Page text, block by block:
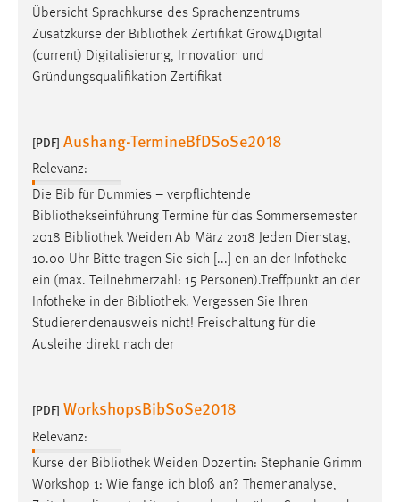
Übersicht Sprachkurse des Sprachenzentrums
Zusatzkurse der Bibliothek Zertifikat Grow4Digital
(current) Digitalisierung, Innovation und
Gründungsqualifikation Zertifikat
[PDF] Aushang-TermineBfDSoSe2018
Relevanz:
Die Bib für Dummies – verpflichtende
Bibliothekseinführung Termine für das Sommersemester
2018 Bibliothek Weiden Ab März 2018 Jeden Dienstag,
10.00 Uhr Bitte tragen Sie sich [...] en an der Infotheke
ein (max. Teilnehmerzahl: 15 Personen).Treffpunkt an der
Infotheke in der Bibliothek. Vergessen Sie Ihren
Studierendenausweis nicht! Freischaltung für die
Ausleihe direkt nach der
[PDF] WorkshopsBibSoSe2018
Relevanz:
Kurse der Bibliothek Weiden Dozentin: Stephanie Grimm
Workshop 1: Wie fange ich bloß an? Themenanalyse,